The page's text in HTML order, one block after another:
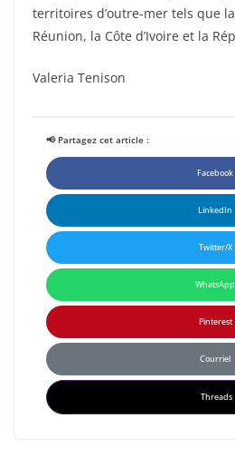
territoires d’outre-mer tels que
Réunion, la Côte d’Ivoire et la
Valeria Tenison
📢 Partagez cet article :
Facebook
LinkedIn
Twitter/X
WhatsApp
Pinterest
Courriel
Threads